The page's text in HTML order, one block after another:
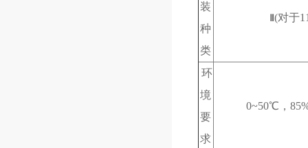
装
种
类
Ⅱ(对于
环
境
要
求
0~50℃，